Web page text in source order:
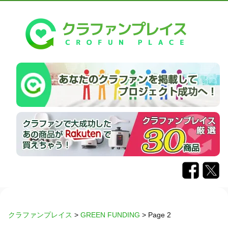
クラファンプレイス > GREEN FUNDING > Page 2